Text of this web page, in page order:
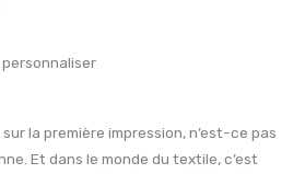
la première impression, n’est-ce pas
Et dans le monde du textile, c’est